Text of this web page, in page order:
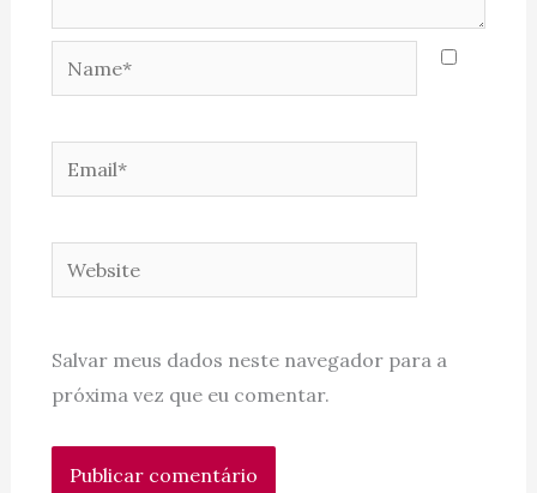
Name*
Email*
Website
Salvar meus dados neste navegador para a
próxima vez que eu comentar.